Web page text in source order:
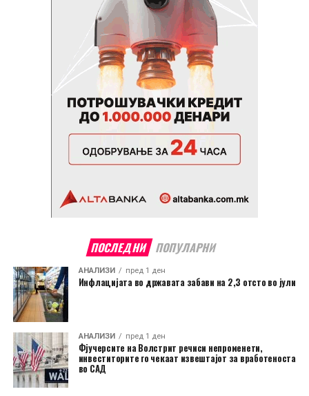
ПОСЛЕДНИ ПОПУЛАРНИ
АНАЛИЗИ пред 1 ден
Инфлацијата во државата забави на 2,3 отсто во јули
АНАЛИЗИ пред 1 ден
Фјучерсите на Волстрит речиси непроменети,
инвеститорите го чекаат извештајот за вработеноста
во САД